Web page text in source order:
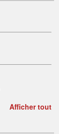
Afficher tout